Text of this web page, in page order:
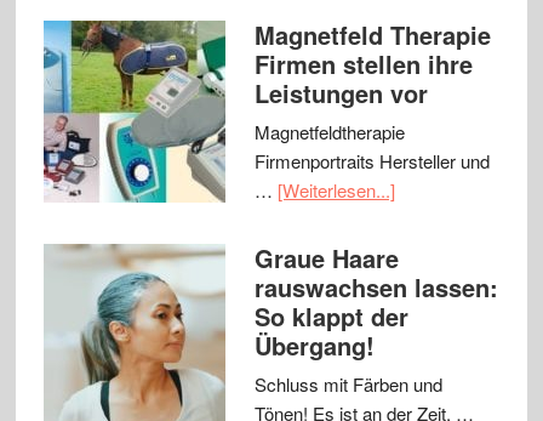
Magnetfeld Therapie
Firmen stellen ihre
Leistungen vor
Magnetfeldtherapie
Firmenportraits Hersteller und
… [Weiterlesen...]
Graue Haare
rauswachsen lassen:
So klappt der
Übergang!
Schluss mit Färben und
Tönen! Es ist an der Zeit, …